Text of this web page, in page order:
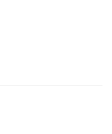
Footwear
и расположенная в
и…
раздел и